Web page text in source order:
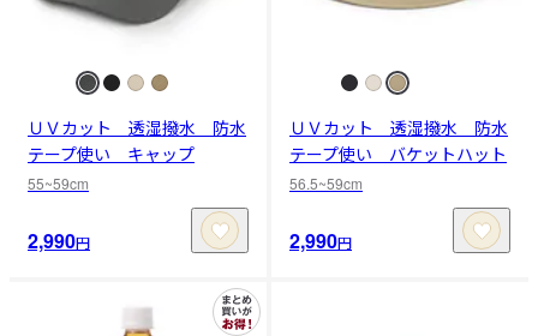
ＵＶカット 透湿撥水 防水
テープ使い キャップ
55~59cm
2,990円
ＵＶカット 透湿撥水 防水
テープ使い バケットハット
56.5~59cm
2,990円